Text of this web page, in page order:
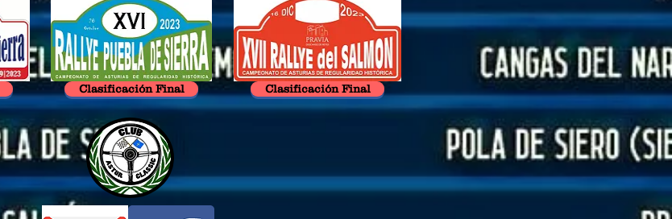
Clasificación Final Clasificación Final